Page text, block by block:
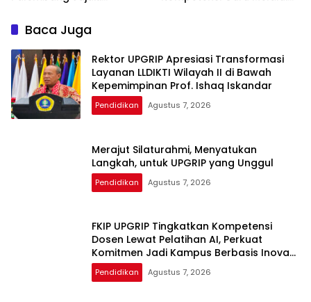
Pemerintah Kabupaten
MesujiBaca Juga
Rektor UPGRIP Apresiasi Transformasi
Layanan LLDIKTI Wilayah II di Bawah
Kepemimpinan Prof. Ishaq Iskandar
Pendidikan Agustus 7, 2026
Merajut Silaturahmi, Menyatukan
Langkah, untuk UPGRIP yang Unggul
Pendidikan Agustus 7, 2026
FKIP UPGRIP Tingkatkan Kompetensi
Dosen Lewat Pelatihan AI, Perkuat
Komitmen Jadi Kampus Berbasis Inovasi
Digital
Pendidikan Agustus 7, 2026